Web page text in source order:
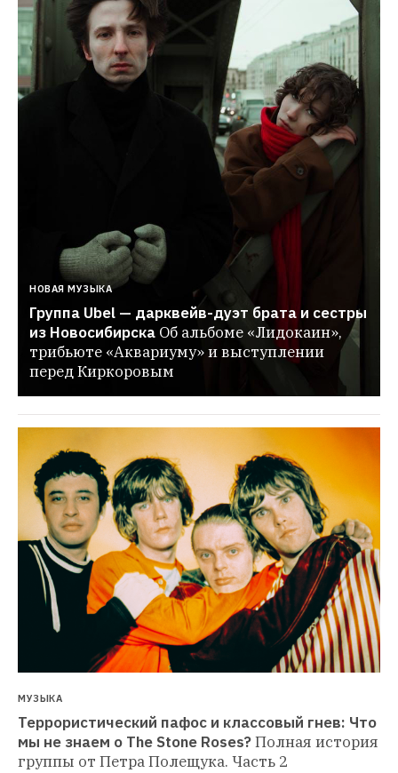
НОВАЯ МУЗЫКА
Группа Ubel — дарквейв-дуэт брата и сестры
из Новосибирска Об альбоме «Лидокаин»,
трибьюте «Аквариуму» и выступлении
перед Киркоровым
МУЗЫКА
Террористический пафос и классовый гнев: Что
мы не знаем о The Stone Roses?Полная история
группы от Петра Полещука. Часть 2